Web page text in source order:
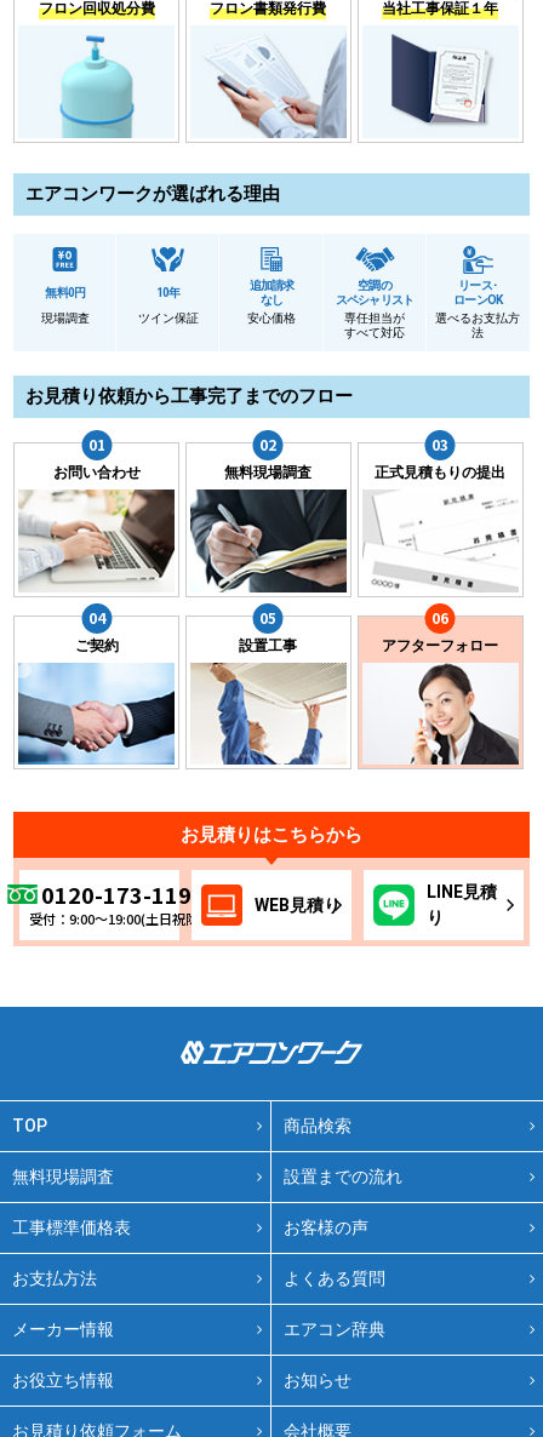
フロン回収処分費 フロン書類発行費 当社工事保証１年
エアコンワークが選ばれる理由
無料0円
現場調査
10年
ツイン保証
追加請求
なし
安心価格
空調の
スペシャリスト
専任担当が
すべて対応
リース･
ローンOK
選べるお支払方
法
お見積り依頼から工事完了までのフロー
お問い合わせ 無料現場調査 正式見積もりの提出
ご契約 設置工事 アフターフォロー
お見積りはこちらから
0120-173-119
受付：9:00～19:00(土日祝除く)
WEB 見積り
LINE見積
り
TOP 商品検索
無料現場調査 設置までの流れ
工事標準価格表 お客様の声
お支払方法 よくある質問
メーカー情報 エアコン辞典
お役立ち情報 お知らせ
お見積り依頼フォーム 会社概要